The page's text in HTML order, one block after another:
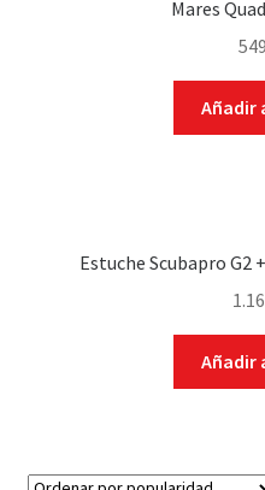
Mares
Añadir
Estuche Scubapro
Añadir